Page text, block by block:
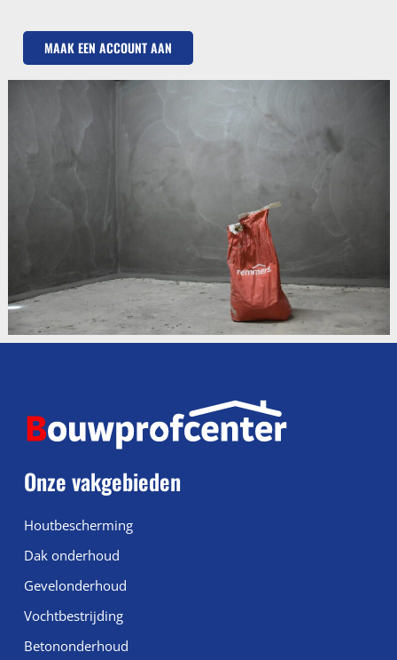
MAAK EEN ACCOUNT AAN
Onze vakgebieden
Houtbescherming
Dak onderhoud
Gevelonderhoud
Vochtbestrijding
Betononderhoud